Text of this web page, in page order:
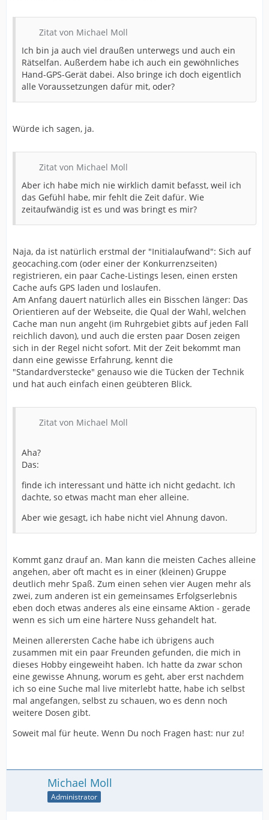
Zitat von Michael Moll
Ich bin ja auch viel draußen unterwegs und auch ein
Rätselfan. Außerdem habe ich auch ein gewöhnliches
Hand-GPS-Gerät dabei. Also bringe ich doch eigentlich
alle Voraussetzungen dafür mit, oder?
Würde ich sagen, ja.
Zitat von Michael Moll
Aber ich habe mich nie wirklich damit befasst, weil ich
das Gefühl habe, mir fehlt die Zeit dafür. Wie
zeitaufwändig ist es und was bringt es mir?
Naja, da ist natürlich erstmal der "Initialaufwand": Sich auf
geocaching.com (oder einer der Konkurrenzseiten)
registrieren, ein paar Cache-Listings lesen, einen ersten
Cache aufs GPS laden und loslaufen.
Am Anfang dauert natürlich alles ein Bisschen länger: Das
Orientieren auf der Webseite, die Qual der Wahl, welchen
Cache man nun angeht (im Ruhrgebiet gibts auf jeden Fall
reichlich davon), und auch die ersten paar Dosen zeigen
sich in der Regel nicht sofort. Mit der Zeit bekommt man
dann eine gewisse Erfahrung, kennt die
"Standardverstecke" genauso wie die Tücken der Technik
und hat auch einfach einen geübteren Blick.
Zitat von Michael Moll
Aha?
Das:
finde ich interessant und hätte ich nicht gedacht. Ich
dachte, so etwas macht man eher alleine.
Aber wie gesagt, ich habe nicht viel Ahnung davon.
Kommt ganz drauf an. Man kann die meisten Caches alleine
angehen, aber oft macht es in einer (kleinen) Gruppe
deutlich mehr Spaß. Zum einen sehen vier Augen mehr als
zwei, zum anderen ist ein gemeinsames Erfolgserlebnis
eben doch etwas anderes als eine einsame Aktion - gerade
wenn es sich um eine härtere Nuss gehandelt hat.
Meinen allerersten Cache habe ich übrigens auch
zusammen mit ein paar Freunden gefunden, die mich in
dieses Hobby eingeweiht haben. Ich hatte da zwar schon
eine gewisse Ahnung, worum es geht, aber erst nachdem
ich so eine Suche mal live miterlebt hatte, habe ich selbst
mal angefangen, selbst zu schauen, wo es denn noch
weitere Dosen gibt.
Soweit mal für heute. Wenn Du noch Fragen hast: nur zu!
Michael Moll
Administrator